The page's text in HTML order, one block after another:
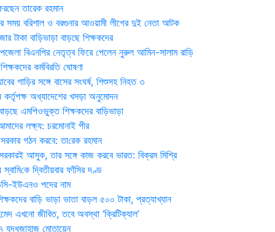
তারেক রহমান
সময় ব‌রিশাল ও বরগুনার আওয়ামী লীগের দুই নেতা আটক
টাকা বাড়িভাড়া বাড়ছে শিক্ষকদের
বিএনপির নেতৃত্ব ফিরে পেলেন নুরুল আমিন-সালাম রাড়ি
কর্মবিরতি ঘোষণা
গাড়ির সঙ্গে বাসের সংঘর্ষ, শিশুসহ নিহত ৩
কর্তৃপক্ষ অধ্যাদেশের খসড়া অনুমোদন
এমপিওভুক্ত শিক্ষকদের বাড়িভাড়া
লক্ষ্য: চরমোনাই পীর
গঠন করবে: তা‌রেক রহমান
আসুক, তার সঙ্গে কাজ করবে ভারত: বিক্রম মিশ্রি
দ্বিতীয়বার ফাঁসির দণ্ড
ইউএনও পদের নাম
বাড়ি ভাড়া ভাতা বাড়ল ৫০০ টাকা, প্রত্যাখ্যান
এখনো জীবিত, তবে অবস্থা ‘ক্রিটিক্যাল’
যুদ্ধজাহাজ মোতায়েন